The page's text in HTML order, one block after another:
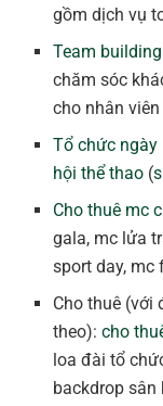
gồm dịch vụ
Team
chăm sóc
cho nhân
Tổ chức
hội thể thao (
Cho thuê mc
gala, mc lửa
sport day, mc
Cho thuê (với
theo):cho
loa đài tổ
backdrop sân